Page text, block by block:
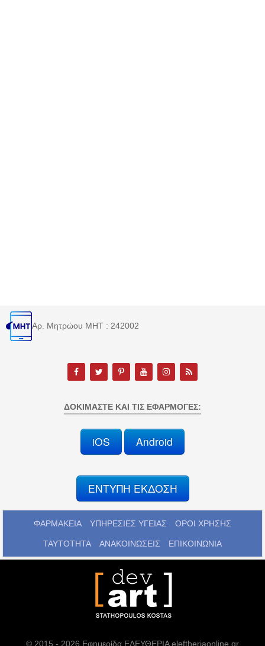
Αρ. Μητρώου MHT : 242002
ΔΟΚΙΜΆΣΤΕ ΚΑΙ ΤΙΣ ΕΦΑΡΜΟΓΈΣ:
iOS Android
ΕΝΤΥΠΗ ΕΚΔΟΣΗ
ΦΑΡΜΑΚΕΙΑ ΥΠΗΡΕΣΙΕΣ ΥΓΕΙΑΣ ΟΡΟΙ ΧΡΗΣΗΣ
ΤΑΥΤΟΤΗΤΑ ΑΝΑΚΟΙΝΩΣΕΙΣ ΕΠΙΚΟΙΝΩΝΙΑ
© 2015 - 2026 Εφημερίδα ΕΛΕΥΘΕΡΙΑ eleftheriaonline.gr